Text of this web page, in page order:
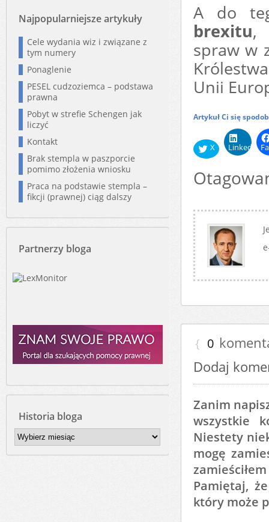
A do
brexitu,
spraw w
Unii
Artykuł Ci się
X LinkedIn
{ 0
Dodaj
Zanim
wszystkie
Niestety
mogę
Pamiętaj,
który może
Najpopularniejsze artykuły
Cele wydania wiz i związane z
tym numery
Ponaglenie
PESEL cudzoziemca – podstawa
prawna
Pobyt w strefie Schengen jak
liczyć
Kontakt
Brak stempla w paszporcie
pomimo złożenia wniosku
Praca na podstawie stempla –
fikcji (prawnej) ciąg dalszy
Partnerzy bloga
Historia bloga
Historia
bloga